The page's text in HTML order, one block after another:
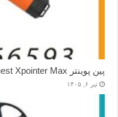
پین پوینتر Quest Xpointer Max
تیر ۶, ۱۴۰۵